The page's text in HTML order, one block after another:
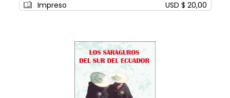
Impreso USD $ 20,00